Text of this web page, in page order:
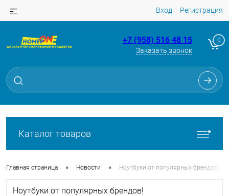
Вход Регистрация
+7 (958) 516 48 15
Заказать звонок
0
Каталог товаров
Главная страница • Новости • Ноутбуки от популярных брендов!
Ноутбуки от популярных брендов!